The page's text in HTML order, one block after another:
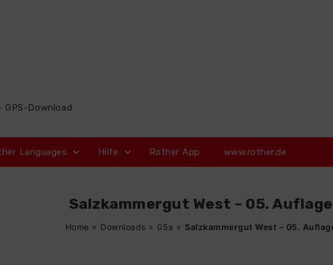
GPS-Download
Languages Hilfe Rother App www.rother.de
Salzkammergut West – 05. Auflage
Home » Downloads » 05a » Salzkammergut West – 05.